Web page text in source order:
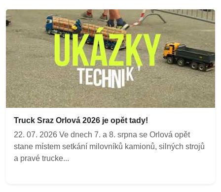
Truck Sraz Orlová 2026 je opět tady!
22. 07. 2026 Ve dnech 7. a 8. srpna se Orlová opět
stane místem setkání milovníků kamionů, silných strojů
a pravé trucke...